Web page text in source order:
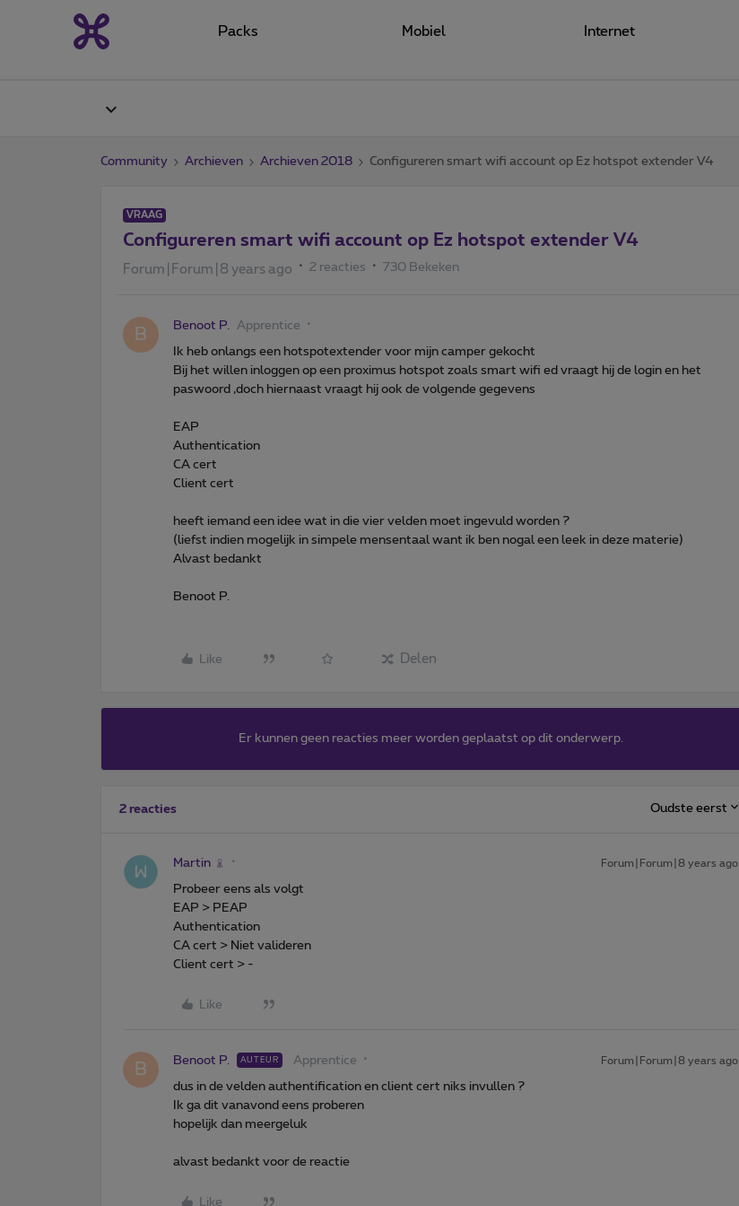
Packs Mobiel Internet
Community Archieven Archieven 2018 Configureren smart wifi account op Ez hotspot extender V4
VRAAG
Configureren smart wifi account op Ez hotspot extender V4
Forum|Forum|8 years ago 2 reacties 730 Bekeken
B Benoot P. Apprentice
Ik heb onlangs een hotspotextender voor mijn camper gekocht
Bij het willen inloggen op een proximus hotspot zoals smart wifi ed vraagt hij de login en het
paswoord ,doch hiernaast vraagt hij ook de volgende gegevens
EAP
Authentication
CA cert
Client cert
heeft iemand een idee wat in die vier velden moet ingevuld worden ?
(liefst indien mogelijk in simpele mensentaal want ik ben nogal een leek in deze materie)
Alvast bedankt
Benoot P.
Like Delen
Er kunnen geen reacties meer worden geplaatst op dit onderwerp.
2 reacties Oudste eerst
Martin Forum|Forum|8 years ago
Probeer eens als volgt
EAP > PEAP
Authentication
CA cert > Niet valideren
Client cert > -
Like
B Benoot P. AUTEUR Apprentice Forum|Forum|8 years ago
dus in de velden authentification en client cert niks invullen ?
Ik ga dit vanavond eens proberen
hopelijk dan meergeluk
alvast bedankt voor de reactie
Like